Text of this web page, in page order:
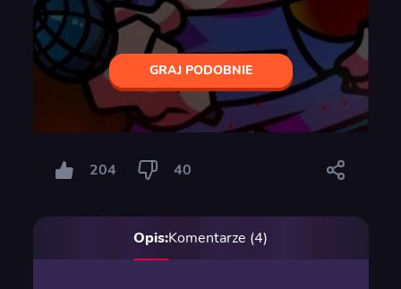
GRAJ PODOBNIE
204 40
Opis:Komentarze (4)